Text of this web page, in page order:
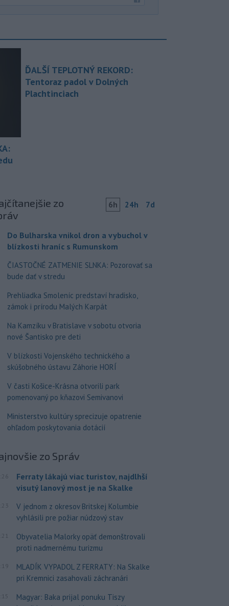
ĎALŠÍ TEPLOTNÝ REKORD:
Tentoraz padol v Dolných
Plachtinciach
zo
6h 24h 7d
Do Bulharska vnikol dron a vybuchol v
blízkosti hraníc s Rumunskom
ČIASTOČNÉ ZATMENIE SLNKA: Pozorovať sa
bude dať v stredu
Prehliadka Smoleníc predstaví hradisko,
zámok i prírodu Malých Karpát
Na Kamzíku v Bratislave v sobotu otvoria
nové Šantisko pre deti
V blízkosti Vojenského technického a
skúšobného ústavu Záhorie HORÍ
V časti Košice-Krásna otvorili park
pomenovaný po kňazovi Semivanovi
Ministerstvo kultúry sprecizuje opatrenie
ohľadom poskytovania dotácií
zo Správ
Ferraty lákajú viac turistov, najdlhší
visutý lanový most je na Skalke
V jednom z okresov Britskej Kolumbie
vyhlásili pre požiar núdzový stav
Obyvatelia Malorky opäť demonštrovali
proti nadmernému turizmu
MLADÍK VYPADOL Z FERRATY: Na Skalke
pri Kremnici zasahovali záchranári
Magyar: Baka prijal ponuku Tiszy